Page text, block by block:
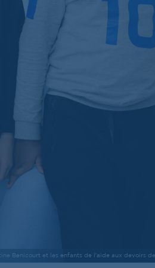
Benicourt et les enfants de l'aide aux devoirs